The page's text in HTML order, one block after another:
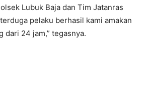
Lubuk Baja dan Tim Jatanras
pelaku berhasil kami amakan
dari 24 jam,” tegasnya.